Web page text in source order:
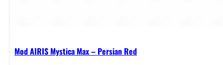
Mod AIRIS Mystica Max – Persian Red